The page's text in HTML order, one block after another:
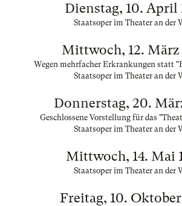
Dienstag, 10. April
Staatsoper im Theater an der
Mittwoch, 12. März
Wegen mehrfacher Erkrankungen statt
Staatsoper im Theater an der
Donnerstag, 20.
Geschlossene Vorstellung für das
Staatsoper im Theater an der
Mittwoch, 14. Mai
Staatsoper im Theater an der
Freitag, 10. Oktober